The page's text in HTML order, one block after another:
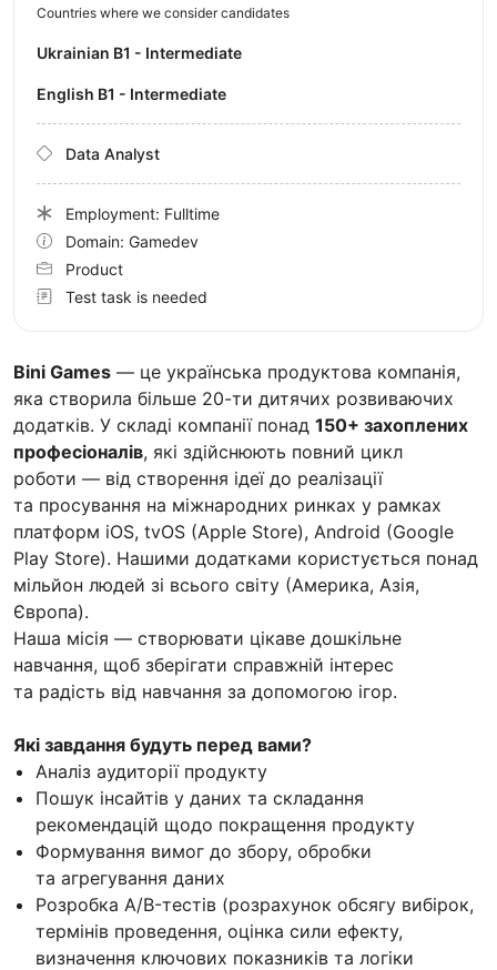
Bini Games — це українська продуктова компанія,
яка створила більше 20-ти дитячих розвиваючих
додатків. У складі компанії понад 150+ захоплених
професіоналів, які здійснюють повний цикл
роботи — від створення ідеї до реалізації
та просування на міжнародних ринках у рамках
платформ iOS, tvOS (Apple Store), Android (Google
Play Store). Нашими додатками користується понад
мільйон людей зі всього світу (Америка, Азія,
Європа).
Наша місія — створювати цікаве дошкільне
навчання, щоб зберігати справжній інтерес
та радість від навчання за допомогою ігор.
Які завдання будуть перед вами?
Аналіз аудиторії продукту
Пошук інсайтів у даних та складання
рекомендацій щодо покращення продукту
Формування вимог до збору, обробки
та агрегування даних
Розробка A/B-тестів (розрахунок обсягу вибірок,
термінів проведення, оцінка сили ефекту,
визначення ключових показників та логіки
Countries where we consider candidates
Ukrainian B1 - Intermediate
English B1 - Intermediate
Data Analyst
Employment: Fulltime
Domain: Gamedev
Product
Test task is needed